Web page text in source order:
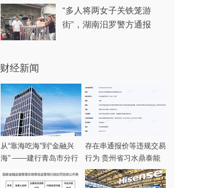
“多人将两女子关铁笼游
街”，湖南汨罗警方通报
财经新闻
从“靠海吃海”到“金融兴
海” ——建行青岛市分行
质量发展
存在串通报价等违规交易
行为 贵州省习水鼎泰能
源开发有限责任公司被罚
55万元